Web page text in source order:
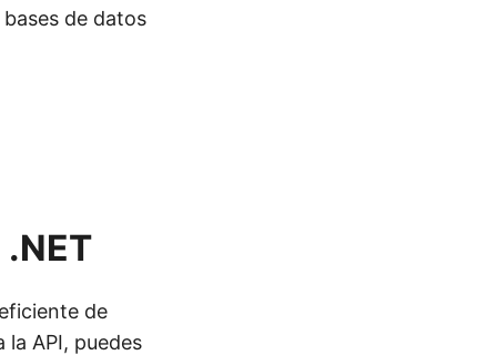
de datos
de
API, puedes